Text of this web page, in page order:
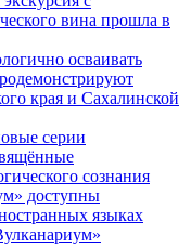
вина прошла в
осваивать
края и Сахалинской
серии
сознания
доступны
языках